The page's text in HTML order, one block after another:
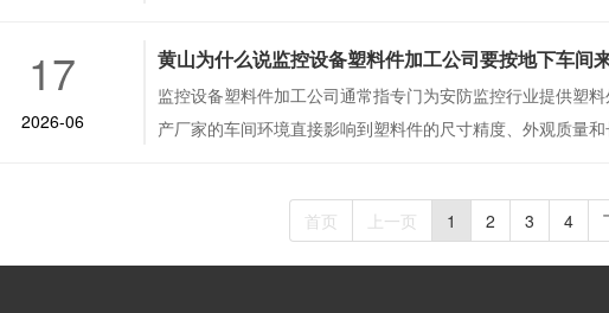
17
2026-06
黄山为什么说监控设备塑料件加工公司要按地下车间
监控设备塑料件加工公司通常指专门为安防监控行业提供塑
产厂家的车间环境直接影响到塑料件的尺寸精度、外观质量
首页 上一页 1 2 3 4